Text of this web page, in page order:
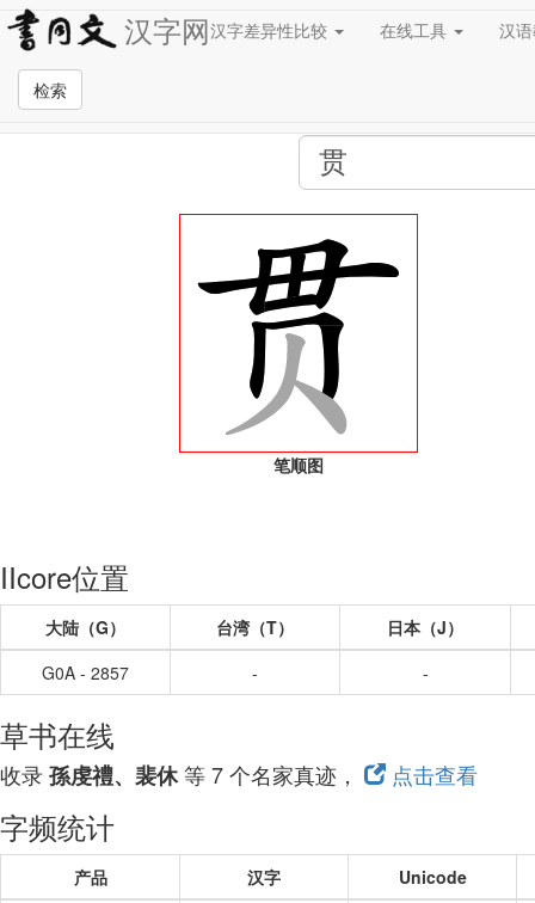
汉字网汉字差异性比较 在线工具 汉
检索
全站检索页面
笔顺图
IIcore位置
大陆（G） 台湾（T）
日本（J）
G0A - 2857
- -
草书在线
收录孫虔禮、裴休等 7 个名家真迹， 点击查看
字频统计
产品 汉字
Unicode